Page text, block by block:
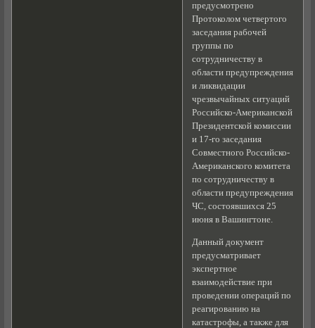
предусмотрено
Протоколом четвертого
заседания рабочей
группы по
сотрудничеству в
области предупреждения
и ликвидации
чрезвычайных ситуаций
Российско-Американской
Президентской комиссии
и 17-го заседания
Совместного Российско-
Американского комитета
по сотрудничеству в
области предупреждения
ЧС, состоявшихся 25
июня в Вашингтоне.
Данный документ
предусматривает
экспертное
взаимодействие при
проведении операций по
реагированию на
катастрофы, а также для